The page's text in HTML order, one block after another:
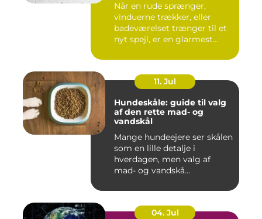
Når en rude sprænger,
vinduerne trækker, eller
badeværelset trænger til et
nyt spejl, er en glarmest...
11. Jul
Hundeskåle: guide til valg
af den rette mad- og
vandskål
Mange hundeejere ser skålen
som en lille detalje i
hverdagen, men valg af
mad- og vandskå...
04. Jul